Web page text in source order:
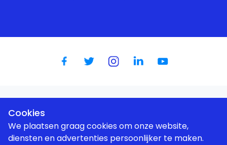
Dutch|English
Cookies
We plaatsen graag cookies om onze website,
diensten en advertenties persoonlijker te maken.